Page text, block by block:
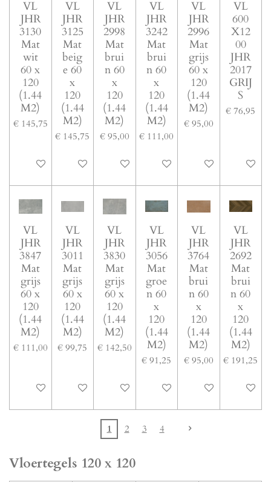
VL
JHR
3130
Mat
wit
60 x
120
(1.44
M2)
€ 145,75
In winkelwagen
VL
JHR
3125
Mat
beig
e 60
x
120
(1.44
M2)
€ 145,75
In winkelwagen
VL
JHR
2998
Mat
brui
n 60
x
120
(1.44
M2)
€ 95,00
In winkelwagen
VL
JHR
3242
Mat
brui
n 60
x
120
(1.44
M2)
€ 111,00
In winkelwagen
VL
JHR
2996
Mat
grijs
60 x
120
(1.44
M2)
€ 95,00
In winkelwagen
VL
600
X12
00
JHR
2017
GRIJ
S
€ 76,95
In
VL
JHR
3847
Mat
grijs
60 x
120
(1.44
M2)
€ 111,00
In winkelwagen
VL
JHR
3011
Mat
grijs
60 x
120
(1.44
M2)
€ 99,75
In winkelwagen
VL
JHR
3830
Mat
grijs
60 x
120
(1.44
M2)
€ 142,50
In winkelwagen
VL
JHR
3056
Mat
groe
n 60
x
120
(1.44
M2)
€ 91,25
In winkelwagen
VL
JHR
3764
Mat
brui
n 60
x
120
(1.44
M2)
€ 95,00
In winkelwagen
VL
JHR
2692
Mat
brui
n 60
x
120
(1.44
M2)
€ 191,25
In
1 2 3 4
Vloertegels 120 x 120